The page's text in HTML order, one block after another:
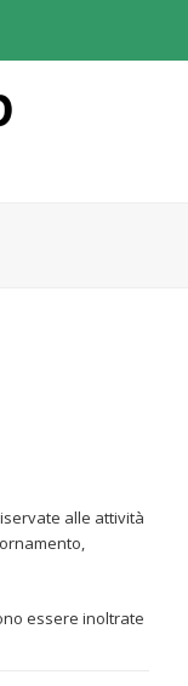
alle attività
essere inoltrate